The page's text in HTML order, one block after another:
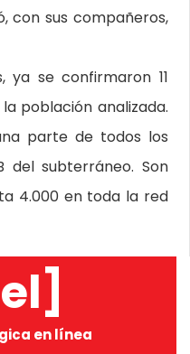
con sus compañeros,
ya se confirmaron 11
la población analizada.
parte de todos los
del subterráneo. Son
4.000 en toda la red
en línea